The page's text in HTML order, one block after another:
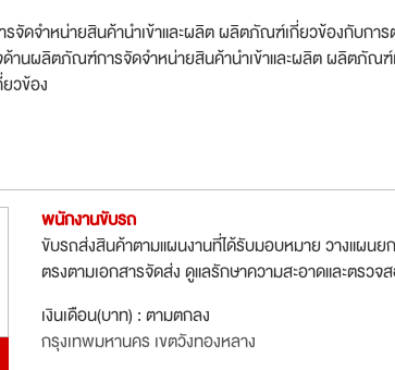
ดจำหน่ายสินค้านำเข้าและผลิต ผลิตภัณฑ์เกี่ยวข้องกับก
ด้านผลิตภัณฑ์การจัดจำหน่ายสินค้านำเข้าและผลิต ผลิตภัณ
วข้อง
พนักงานขับรถ
ขับรถส่งสินค้าตามแผนงานที่ได้รับมอบหมาย วางแผน
ตรงตามเอกสารจัดส่ง ดูแลรักษาความสะอาดและตร
เงินเดือน(บาท) : ตามตกลง
กรุงเทพมหานคร เขตวังทองหลาง